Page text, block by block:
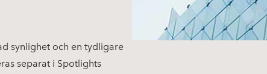
synlighet och en tydligare
separat i Spotlights